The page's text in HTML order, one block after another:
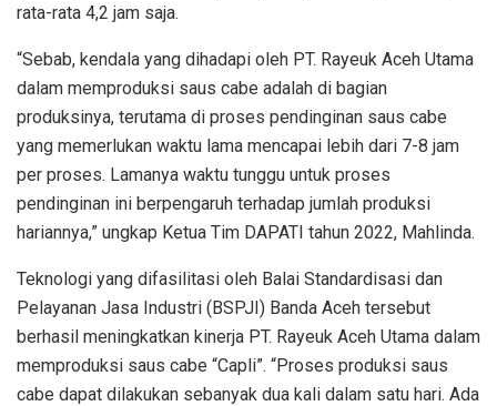
rata-rata 4,2 jam saja.
“Sebab, kendala yang dihadapi oleh PT. Rayeuk Aceh Utama
dalam memproduksi saus cabe adalah di bagian
produksinya, terutama di proses pendinginan saus cabe
yang memerlukan waktu lama mencapai lebih dari 7-8 jam
per proses. Lamanya waktu tunggu untuk proses
pendinginan ini berpengaruh terhadap jumlah produksi
hariannya,” ungkap Ketua Tim DAPATI tahun 2022, Mahlinda.
Teknologi yang difasilitasi oleh Balai Standardisasi dan
Pelayanan Jasa Industri (BSPJI) Banda Aceh tersebut
berhasil meningkatkan kinerja PT. Rayeuk Aceh Utama dalam
memproduksi saus cabe “Capli”. “Proses produksi saus
cabe dapat dilakukan sebanyak dua kali dalam satu hari. Ada